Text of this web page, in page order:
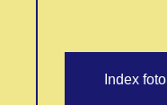
Index foto